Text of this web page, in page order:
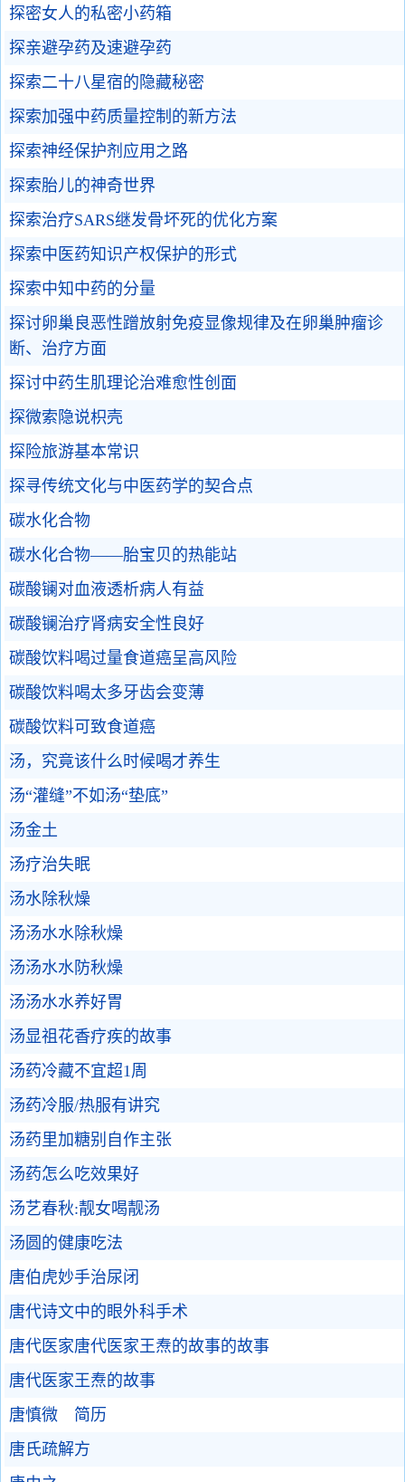
探密女人的私密小药箱
探亲避孕药及速避孕药
探索二十八星宿的隐藏秘密
探索加强中药质量控制的新方法
探索神经保护剂应用之路
探索胎儿的神奇世界
探索治疗SARS继发骨坏死的优化方案
探索中医药知识产权保护的形式
探索中知中药的分量
探讨卵巢良恶性蹭放射免疫显像规律及在卵巢肿瘤诊
断、治疗方面
探讨中药生肌理论治难愈性创面
探微索隐说枳壳
探险旅游基本常识
探寻传统文化与中医药学的契合点
碳水化合物
碳水化合物——胎宝贝的热能站
碳酸镧对血液透析病人有益
碳酸镧治疗肾病安全性良好
碳酸饮料喝过量食道癌呈高风险
碳酸饮料喝太多牙齿会变薄
碳酸饮料可致食道癌
汤，究竟该什么时候喝才养生
汤“灌缝”不如汤“垫底”
汤金土
汤疗治失眠
汤水除秋燥
汤汤水水除秋燥
汤汤水水防秋燥
汤汤水水养好胃
汤显祖花香疗疾的故事
汤药冷藏不宜超1周
汤药冷服/热服有讲究
汤药里加糖别自作主张
汤药怎么吃效果好
汤艺春秋:靓女喝靓汤
汤圆的健康吃法
唐伯虎妙手治尿闭
唐代诗文中的眼外科手术
唐代医家唐代医家王焘的故事的故事
唐代医家王焘的故事
唐慎微 简历
唐氏疏解方